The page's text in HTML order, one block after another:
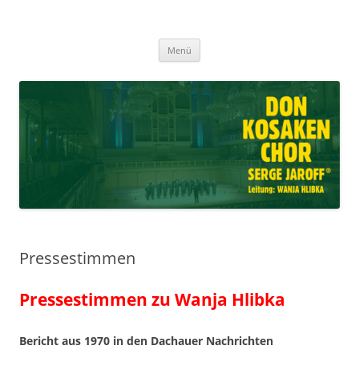
Leitung: Wanja Hlibka
Menü
Pressestimmen
Pressestimmen zu Wanja Hlibka
Bericht aus 1970 in den Dachauer Nachrichten